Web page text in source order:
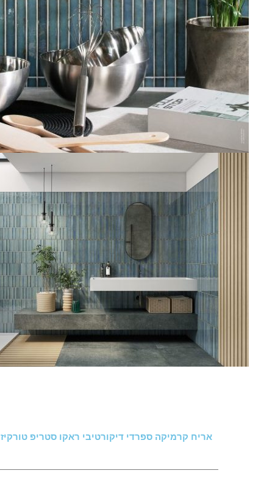
אריח קרמיקה ספרדי דיקורטיבי ראקו סטריפ טורקיז 35*35 ס"מ